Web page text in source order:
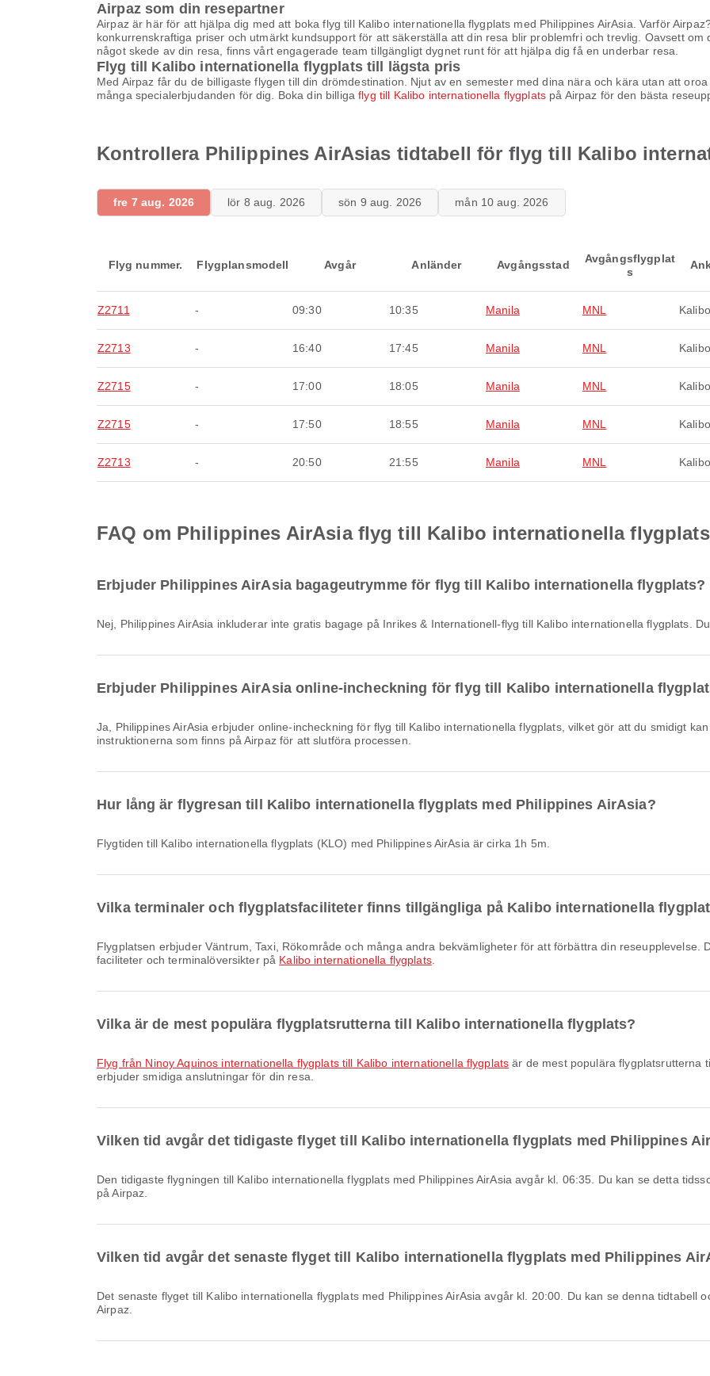
Airpaz som din resepartner
Airpaz är här för att hjälpa dig med att boka flyg till Kalibo internationella flygplats med Philippines AirAsia. Varför
konkurrenskraftiga priser och utmärkt kundsupport för att säkerställa att din resa blir problemfri och trevlig. Oavsett
något skede av din resa, finns vårt engagerade team tillgängligt dygnet runt för att hjälpa dig få en underbar resa.
Flyg till Kalibo internationella flygplats till lägsta pris
Med Airpaz får du de billigaste flygen till din drömdestination. Njut av en semester med dina nära och kära utan att
många specialerbjudanden för dig. Boka din billigaflyg till Kalibo internationella flygplats på Airpaz för den bästa
Kontrollera Philippines AirAsias tidtabell för flyg till Kalibo
fre 7 aug. 2026 lör 8 aug. 2026 sön 9 aug. 2026 mån 10 aug. 2026
Flyg nummer. Flygplansmodell Avgår Anländer Avgångsstad
Avgångsflygplat
s
Z2711 - 09:30 10:35 Manila MNL Kalibo
Z2713 - 16:40 17:45 Manila MNL Kalibo
Z2715 - 17:00 18:05 Manila MNL Kalibo
Z2715 - 17:50 18:55 Manila MNL Kalibo
Z2713 - 20:50 21:55 Manila MNL Kalibo
FAQ om Philippines AirAsia flyg till Kalibo internationella flygplats
Erbjuder Philippines AirAsia bagageutrymme för flyg till Kalibo internationella flygplats?
Nej, Philippines AirAsia inkluderar inte gratis bagage på Inrikes & Internationell-flyg till Kalibo internationella flygplats.
Erbjuder Philippines AirAsia online-incheckning för flyg till Kalibo internationella
Ja, Philippines AirAsia erbjuder online-incheckning för flyg till Kalibo internationella flygplats, vilket gör att du smidigt kan checka in för ditt flyg via vår plattform. Följ bara
instruktionerna som finns på Airpaz för att slutföra processen.
Hur lång är flygresan till Kalibo internationella flygplats med Philippines AirAsia?
Flygtiden till Kalibo internationella flygplats (KLO) med Philippines AirAsia är cirka 1h 5m.
Vilka terminaler och flygplatsfaciliteter finns tillgängliga på Kalibo internationella
Flygplatsen erbjuder Väntrum, Taxi, Rökområde och många andra bekvämligheter för att förbättra din reseupplevelse. Du kan ta del av detaljerad information om
faciliteter och terminalöversikter på Kalibo internationella flygplats.
Vilka är de mest populära flygplatsrutterna till Kalibo internationella flygplats?
Flyg från Ninoy Aquinos internationella flygplats till Kalibo internationella flygplats är de mest populära flygplatsrutterna
erbjuder smidiga anslutningar för din resa.
Vilken tid avgår det tidigaste flyget till Kalibo internationella flygplats med Philippines
Den tidigaste flygningen till Kalibo internationella flygplats med Philippines AirAsia avgår kl. 06:35. Du kan se detta tidsschema och jämföra andra tillgängliga flygalternativ
på Airpaz.
Vilken tid avgår det senaste flyget till Kalibo internationella flygplats med Philippines
Det senaste flyget till Kalibo internationella flygplats med Philippines AirAsia avgår kl. 20:00. Du kan se denna tidtabell och jämföra andra tillgängliga flygalternativ på
Airpaz.